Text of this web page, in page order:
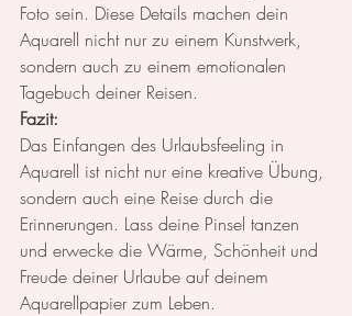
Foto sein. Diese Details machen dein
Aquarell nicht nur zu einem Kunstwerk,
sondern auch zu einem emotionalen
Tagebuch deiner Reisen.
Fazit:
Das Einfangen des Urlaubsfeeling in
Aquarell ist nicht nur eine kreative Übung,
sondern auch eine Reise durch die
Erinnerungen. Lass deine Pinsel tanzen
und erwecke die Wärme, Schönheit und
Freude deiner Urlaube auf deinem
Aquarellpapier zum Leben.